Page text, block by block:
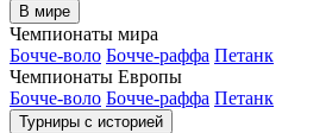
В мире
Чемпионаты мира
Бочче-воло Бочче-раффа Петанк
Чемпионаты Европы
Бочче-воло Бочче-раффа Петанк
Турниры с историей